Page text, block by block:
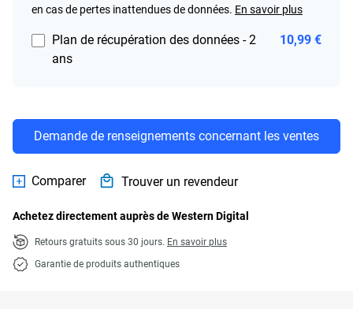
en cas de pertes inattendues de données. En savoir plus
Plan de récupération des données - 2
ans
10,99 €
Demande de renseignements concernant les ventes
Comparer Trouver un revendeur
Achetez directement auprès de Western Digital
Retours gratuits sous 30 jours. En savoir plus
Garantie de produits authentiques